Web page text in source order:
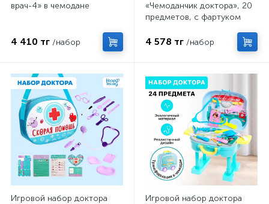
врач-4» в чемодане
4 410 тг /набор
«Чемоданчик доктора», 20
предметов, с фартуком
4 578 тг /набор
Игровой набор доктора
Игровой набор доктора